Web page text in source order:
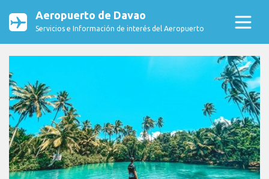
Aeropuerto de Davao
Servicios e Información de interés del Aeropuerto